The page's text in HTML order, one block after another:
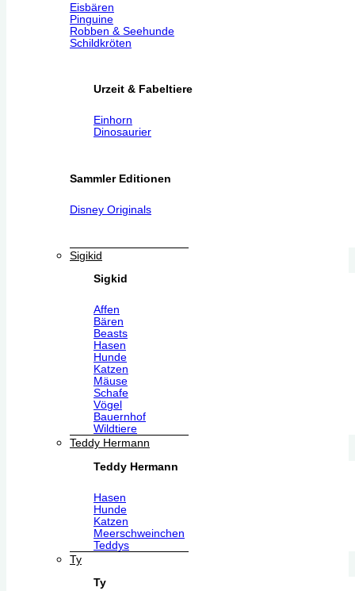
Eisbären
Pinguine
Robben & Seehunde
Schildkröten
Urzeit & Fabeltiere
Einhorn
Dinosaurier
Sammler Editionen
Disney Originals
Sigikid
Sigkid
Affen
Bären
Beasts
Hasen
Hunde
Katzen
Mäuse
Schafe
Vögel
Bauernhof
Wildtiere
Teddy Hermann
Teddy Hermann
Hasen
Hunde
Katzen
Meerschweinchen
Teddys
Ty
Ty